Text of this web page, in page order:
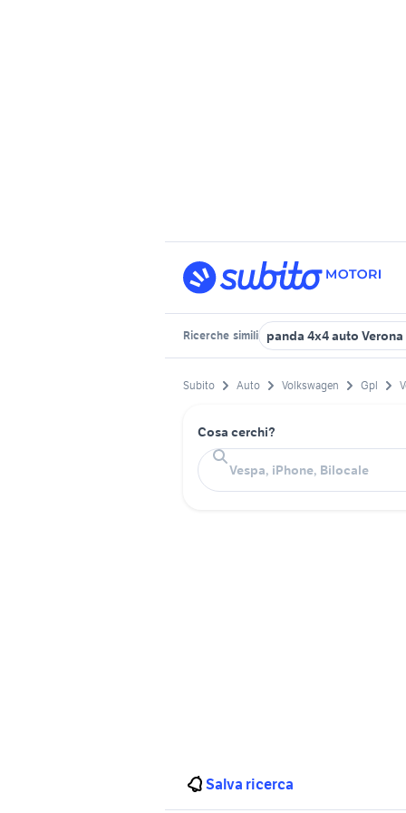
Ricerche simili panda 4x4 auto
Subito Auto Volkswagen Gpl
Cosa cerchi?
Salva ricerca